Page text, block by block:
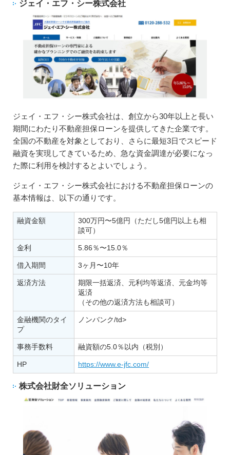
ジェイ・エフ・シー株式会社
ジェイ・エフ・シー株式会社は、創立から30年以上と長い
期間にわたり不動産担保ローンを提供してきた企業です。
全国の不動産を対象としており、さらに最短3日でスピード
融資を実現してきているため、急な資金調達が必要になっ
た際に利用を検討するとよいでしょう。
ジェイ・エフ・シー株式会社における不動産担保ローンの
基本情報は、以下の通りです。
融資金額
300万円〜5億円（ただし5億円以上も相
談可）
金利 5.86％〜15.0％
借入期間 3ヶ月〜10年
返済方法
期限一括返済、元利均等返済、元金均等
返済
（その他の返済方法も相談可）
金融機関のタイ
プ
ノンバンク/td>
事務手数料 融資額の5.0％以内（税別）
HP https://www.e-jfc.com/
株式会社財全ソリューション